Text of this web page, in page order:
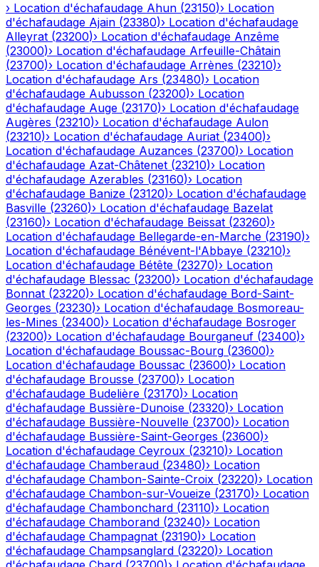
› Location d'échafaudage Ahun (23150)› Location
d'échafaudage Ajain (23380)› Location d'échafaudage
Alleyrat (23200)› Location d'échafaudage Anzême
(23000)› Location d'échafaudage Arfeuille-Châtain
(23700)› Location d'échafaudage Arrènes (23210)›
Location d'échafaudage Ars (23480)› Location
d'échafaudage Aubusson (23200)› Location
d'échafaudage Auge (23170)› Location d'échafaudage
Augères (23210)› Location d'échafaudage Aulon
(23210)› Location d'échafaudage Auriat (23400)›
Location d'échafaudage Auzances (23700)› Location
d'échafaudage Azat-Châtenet (23210)› Location
d'échafaudage Azerables (23160)› Location
d'échafaudage Banize (23120)› Location d'échafaudage
Basville (23260)› Location d'échafaudage Bazelat
(23160)› Location d'échafaudage Beissat (23260)›
Location d'échafaudage Bellegarde-en-Marche (23190)›
Location d'échafaudage Bénévent-l'Abbaye (23210)›
Location d'échafaudage Bétête (23270)› Location
d'échafaudage Blessac (23200)› Location d'échafaudage
Bonnat (23220)› Location d'échafaudage Bord-Saint-
Georges (23230)› Location d'échafaudage Bosmoreau-
les-Mines (23400)› Location d'échafaudage Bosroger
(23200)› Location d'échafaudage Bourganeuf (23400)›
Location d'échafaudage Boussac-Bourg (23600)›
Location d'échafaudage Boussac (23600)› Location
d'échafaudage Brousse (23700)› Location
d'échafaudage Budelière (23170)› Location
d'échafaudage Bussière-Dunoise (23320)› Location
d'échafaudage Bussière-Nouvelle (23700)› Location
d'échafaudage Bussière-Saint-Georges (23600)›
Location d'échafaudage Ceyroux (23210)› Location
d'échafaudage Chamberaud (23480)› Location
d'échafaudage Chambon-Sainte-Croix (23220)› Location
d'échafaudage Chambon-sur-Voueize (23170)› Location
d'échafaudage Chambonchard (23110)› Location
d'échafaudage Chamborand (23240)› Location
d'échafaudage Champagnat (23190)› Location
d'échafaudage Champsanglard (23220)› Location